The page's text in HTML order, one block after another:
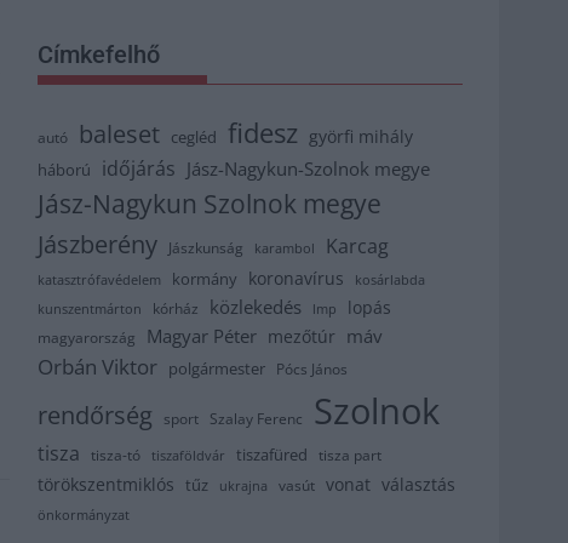
Címkefelhő
autó baleset cegléd fidesz györfi mihály
háború időjárás Jász-Nagykun-Szolnok megye
Jász-Nagykun Szolnok megye
Jászberény Jászkunság karambol Karcag
katasztrófavédelem kormány koronavírus
kosárlabda
kunszentmárton
kórház közlekedés lmp lopás
magyarország Magyar Péter mezőtúr máv
Orbán Viktor polgármester Pócs János
rendőrség sport Szalay Ferenc Szolnok
tisza tisza-tó tiszaföldvár tiszafüred tisza part
törökszentmiklós tűz ukrajna vasút vonat választás
önkormányzat